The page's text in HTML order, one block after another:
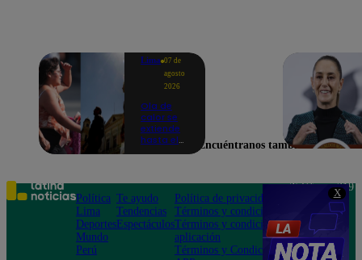
X
Lima 07 de
agosto
2026
Ola de
calor se
extiende
hasta el
Lima y
otras 16
regiones
Encuéntranos también en
Política
Lima
Deportes
Mundo
Perú
Te ayudo
Tendencias
Espectáculos
Política de privacidad
Términos y condiciones
Términos y condiciones
aplicación
Términos y Condiciones
Teléfono: 219
Av. San
Felipe 968
Jesús María